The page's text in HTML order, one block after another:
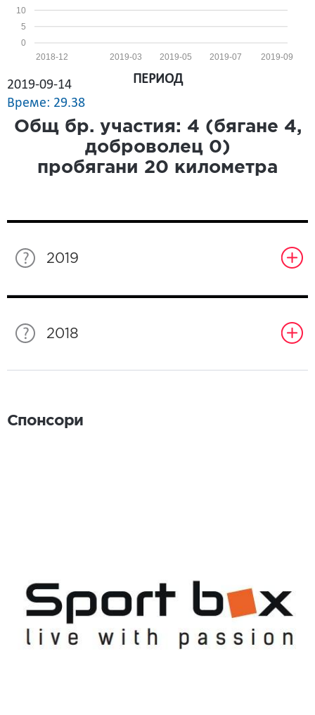
0
5
10
2019-09
2019-07
2019-05
2019-03
2018-12
2019-09-14
Време: 29.38
ПЕРИОД
Общ бр. участия: 4 (бягане 4,
доброволец 0)
пробягани 20 километра
2019
2018
Спонсори